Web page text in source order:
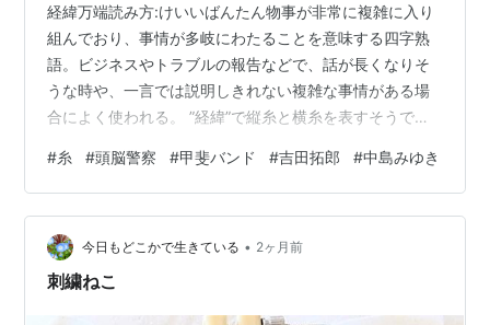
経緯万端読み方:けいいばんたん物事が非常に複雑に入り
組んでおり、事情が多岐にわたることを意味する四字熟
語。ビジネスやトラブルの報告などで、話が長くなりそ
うな時や、一言では説明しきれない複雑な事情がある場
合によく使われる。 ”経緯”で縦糸と横糸を表すそうで、
ろんな人がカバーしてるし、実際いい曲に違いないのだ
けど、昔のみゆきさんを知ってる者からするともっとい
い曲はたくさんあるのにあの曲ばかり褒められすぎな気
がしますね。 まぁ、みゆきさんに限らず一般にウケてる
曲と熱烈なファンが推してる曲って一致しないのが普通
#糸 #頭脳警察 #甲斐バンド #吉田拓郎 #中島みゆき
今日もどこかで生きている • 2ヶ月前
刺繍ねこ